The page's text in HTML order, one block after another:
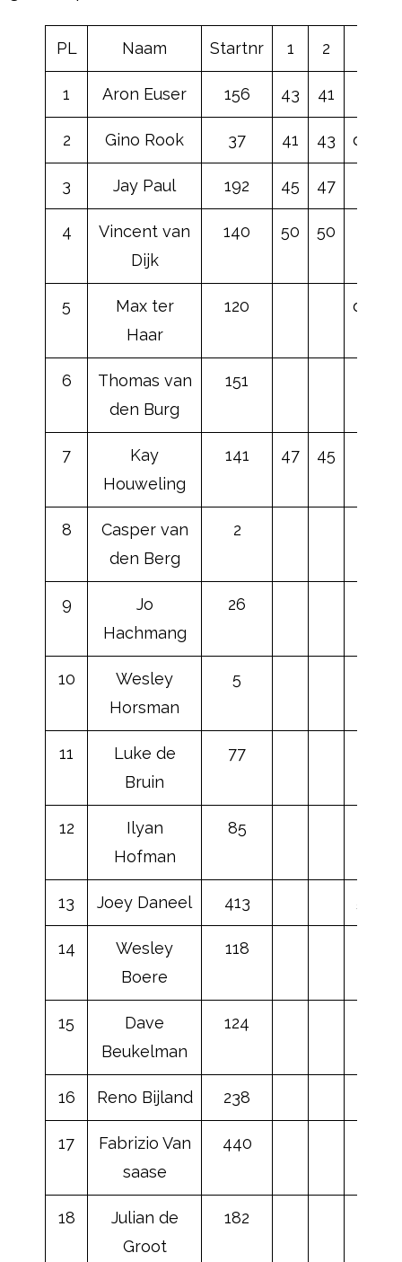
PL Naam Startnr 1 2
1 Aron Euser 156 43 41
2 Gino Rook 37 41 43 dnf
3 Jay Paul 192 45 47
4
Vincent van
Dijk
140 50 50
5
Max ter
Haar
120 dnf
6
Thomas van
den Burg
151
7
Kay
Houweling
141 47 45
8
Casper van
den Berg
2
9
Jo
Hachmang
26
10
Wesley
Horsman
5
11
Luke de
Bruin
77
12
Ilyan
Hofman
85
13 Joey Daneel 413 50
14
Wesley
Boere
118
15
Dave
Beukelman
124
16 Reno Bijland 238
17
Fabrizio Van
saase
440
18
Julian de
Groot
182